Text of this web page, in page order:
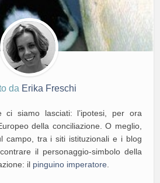
da Erika Freschi
ci siamo lasciati: l’ipotesi, per ora
della conciliazione. O meglio,
campo, tra i siti istituzionali e i blog
il personaggio-simbolo della
il pinguino imperatore